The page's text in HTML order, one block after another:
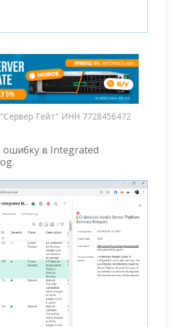
Гейт" ИНН 7728456472
в Integrated